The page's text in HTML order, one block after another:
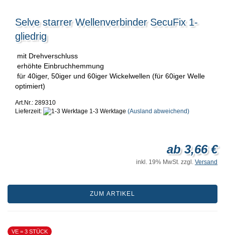
Selve starrer Wellenverbinder SecuFix 1-
gliedrig
mit Drehverschluss
erhöhte Einbruchhemmung
für 40iger, 50iger und 60iger Wickelwellen (für 60iger Welle
optimiert)
Art.Nr.: 289310
Lieferzeit:
1-3 Werktage (Ausland abweichend)
ab 3,66 €
inkl. 19% MwSt. zzgl. Versand
ZUM ARTIKEL
VE = 3 STÜCK